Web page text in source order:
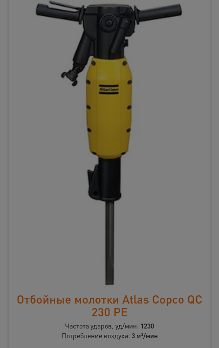
Отбойные молотки Atlas Copco QC
230 PE
Частота ударов, уд/мин: 1230
Потребление воздуха: 3 м³/мин